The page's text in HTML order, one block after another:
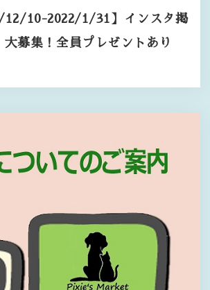
12/10-2022/1/31】インスタ掲
募集！全員プレゼントあり